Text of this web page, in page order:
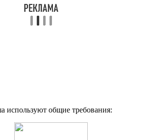
используют общие требования: